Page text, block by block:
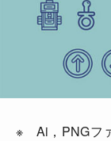
※ Ai，PNGフ